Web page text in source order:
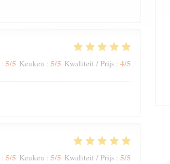
: 5/5 Keuken : 5/5 Kwaliteit / Prijs : 4/5
: 5/5 Keuken : 5/5 Kwaliteit / Prijs : 5/5